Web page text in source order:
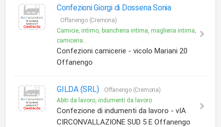
Confezioni Giorgi di Dossena Sonia
Offanengo (Cremona)
Camicie, intimo, biancheria intima, maglieria intima,
camiceria...
Confezioni camicerie - vicolo Mariani 20
Offanengo
GILDA (SRL)
Offanengo (Cremona)
Abiti da lavoro, indumenti da lavoro
Confezione di indumenti da lavoro - vIA
CIRCONVALLAZIONE SUD 5 E Offanengo